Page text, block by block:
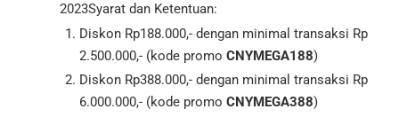
2023Syarat dan Ketentuan:
Diskon Rp188.000,- dengan minimal transaksi Rp
2.500.000,- (kode promo CNYMEGA188)
Diskon Rp388.000,- dengan minimal transaksi Rp
6.000.000,- (kode promo CNYMEGA388)